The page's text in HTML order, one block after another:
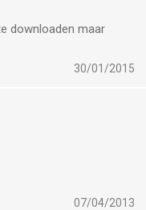
downloaden maar
30/01/2015
07/04/2013